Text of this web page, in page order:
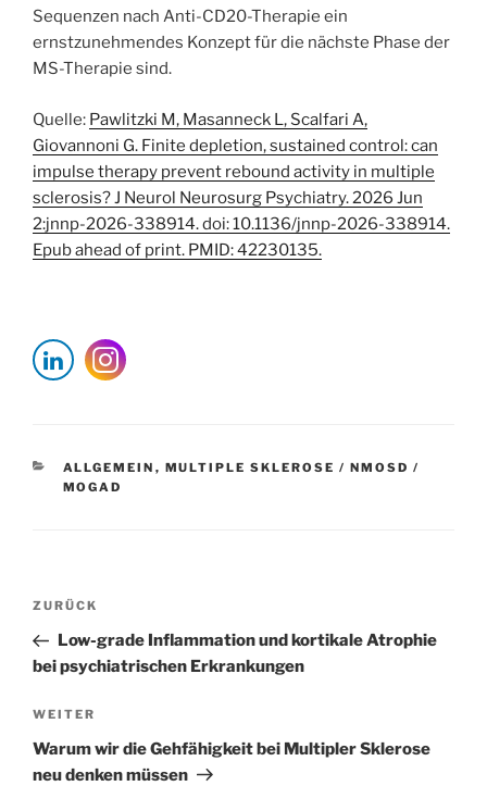
Sequenzen nach Anti-CD20-Therapie ein
ernstzunehmendes Konzept für die nächste Phase der
MS-Therapie sind.
Quelle: Pawlitzki M, Masanneck L, Scalfari A,
Giovannoni G. Finite depletion, sustained control: can
impulse therapy prevent rebound activity in multiple
sclerosis? J Neurol Neurosurg Psychiatry. 2026 Jun
2:jnnp-2026-338914. doi: 10.1136/jnnp-2026-338914.
Epub ahead of print. PMID: 42230135.
KATEGORIEN
ALLGEMEIN , MULTIPLE SKLEROSE / NMOSD /
MOGAD
Beitragsnavigation
Vorheriger
Beitrag
ZURÜCK
Low-grade Inflammation und kortikale Atrophie
bei psychiatrischen Erkrankungen
Nächster
Beitrag
WEITER
Warum wir die Gehfähigkeit bei Multipler Sklerose
neu denken müssen